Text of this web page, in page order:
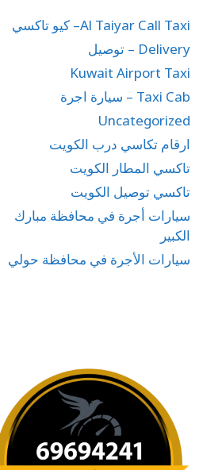
Al Taiyar Call Taxi– كيو تاكسي
Delivery – توصيل
Kuwait Airport Taxi
Taxi Cab – سيارة اجرة
Uncategorized
ارقام تكاسي درب الكويت
تاكسي المطار الكويت
تاكسي توصيل الكويت
سيارات أجرة في محافظة مبارك
الكبير
سيارات الأجرة في محافظة حولي